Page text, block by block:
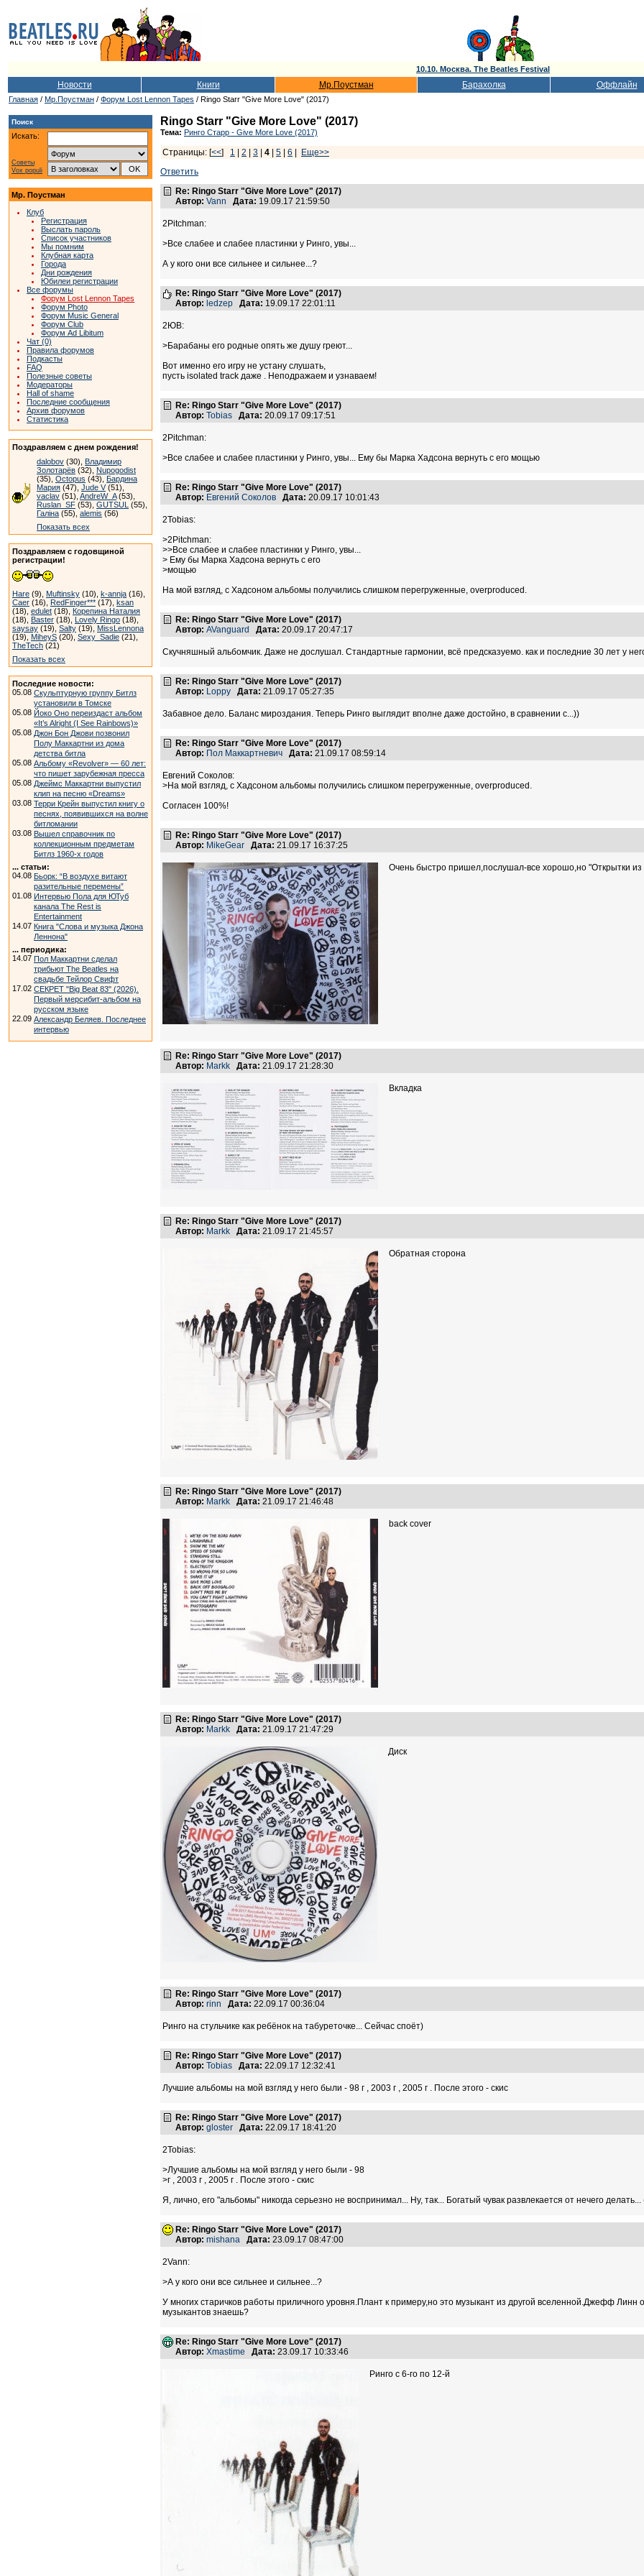
10.10. Москва. The Beatles Festival
Новости Книги Мр.Поустман Барахолка Оффлайн
Главная / Мр.Поустман / Форум Lost Lennon Tapes / Ringo Starr "Give More Love" (2017)
Поиск
Искать:
Советы
Vox populi
Мр. Поустман
Клуб
Регистрация
Выслать пароль
Список участников
Мы помним
Клубная карта
Города
Дни рождения
Юбилеи регистрации
Все форумы
Форум Lost Lennon Tapes
Форум Photo
Форум Music General
Форум Club
Форум Ad Libitum
Чат (0)
Правила форумов
Подкасты
FAQ
Полезные советы
Модераторы
Hall of shame
Последние сообщения
Архив форумов
Статистика
Поздравляем с днем рождения!
dalobov (30), Владимир
Золотарёв (32), Nupogodist
(35), Octopus (43), Бардина
Мария (47), Jude V(51),
vaclav (51), AndreW_A(53),
Ruslan_SF (53), GUTSUL (55),
Галіна (55), alemis (56)
Показать всех
Поздравляем с годовщиной
регистрации!
Hare (9), Muftinsky (10), k-annja (16),
Caer (16), RedFinger*** (17), ksan
(18), edulet (18), Корепина Наталия
(18), Baster (18), Lovely Ringo (18),
saysay (19), Salty (19), MissLennona
(19), MiheyS (20), Sexy_Sadie (21),
TheTech (21)
Показать всех
Последние новости:
05.08 Скульптурную группу Битлз
установили в Томске
05.08 Йоко Оно переиздаст альбом
«It’s Alright (I See Rainbows)»
05.08 Джон Бон Джови позвонил
Полу Маккартни из дома
детства битла
05.08 Альбому «Revolver» — 60 лет:
что пишет зарубежная пресса
05.08 Джеймс Маккартни выпустил
клип на песню «Dreams»
03.08 Терри Крейн выпустил книгу о
песнях, появившихся на волне
битломании
03.08 Вышел справочник по
коллекционным предметам
Битлз 1960-х годов
... статьи:
04.08 Бьорк: “В воздухе витают
разительные перемены”
01.08 Интервью Пола для ЮТуб
канала The Rest is
Entertainment
14.07 Книга "Слова и музыка Джона
Леннона"
... периодика:
14.07 Пол Маккартни сделал
трибьют The Beatles на
свадьбе Тейлор Свифт
17.02 СЕКРЕТ "Big Beat 83" (2026).
Первый мерсибит-альбом на
русском языке
22.09 Александр Беляев. Последнее
интервью
Ringo Starr "Give More Love" (2017)
Тема: Ринго Старр - Give More Love (2017)
Страницы: [<<] 1 2 3 4 5 6
Еще>>
Ответить
Re: Ringo Starr "Give More Love" (2017)
Автор: Vann Дата: 19.09.17 21:59:50
2Pitchman:
>Все слабее и слабее пластинки у Ринго, увы...
А у кого они все сильнее и сильнее...?
Re: Ringo Starr "Give More Love" (2017)
Автор: ledzep Дата: 19.09.17 22:01:11
2ЮВ:
>Барабаны его родные опять же душу греют...
Вот именно его игру не устану слушать,
пусть isolated track даже . Неподражаем и узнаваем!
Re: Ringo Starr "Give More Love" (2017)
Автор: Tobias Дата: 20.09.17 09:17:51
2Pitchman:
>Все слабее и слабее пластинки у Ринго, увы... Ему бы Марка Хадсона вернуть с его мощью
Re: Ringo Starr "Give More Love" (2017)
Автор: Евгений Соколов Дата: 20.09.17 10:01:43
2Tobias:
>2Pitchman:
>>Все слабее и слабее пластинки у Ринго, увы...
> Ему бы Марка Хадсона вернуть с его
>мощью
На мой взгляд, с Хадсоном альбомы получились слишком перегруженные, overproduced.
Re: Ringo Starr "Give More Love" (2017)
Автор: AVanguard Дата: 20.09.17 20:47:17
Скучняшный альбомчик. Даже не дослушал. Стандартные гармонии, всё предсказуемо. как и последние 30 лет у
Re: Ringo Starr "Give More Love" (2017)
Автор: Loppy Дата: 21.09.17 05:27:35
Забавное дело. Баланс мироздания. Теперь Ринго выглядит вполне даже достойно, в сравнении с...))
Re: Ringo Starr "Give More Love" (2017)
Автор: Пол Маккартневич Дата: 21.09.17 08:59:14
Евгений Соколов:
>На мой взгляд, с Хадсоном альбомы получились слишком перегруженные, overproduced.
Согласен 100%!
Re: Ringo Starr "Give More Love" (2017)
Автор: MikeGear Дата: 21.09.17 16:37:25
Очень быстро пришел,послушал-все хорошо,но "Открытки из
Re: Ringo Starr "Give More Love" (2017)
Автор: Markk Дата: 21.09.17 21:28:30
Вкладка
Re: Ringo Starr "Give More Love" (2017)
Автор: Markk Дата: 21.09.17 21:45:57
Обратная сторона
Re: Ringo Starr "Give More Love" (2017)
Автор: Markk Дата: 21.09.17 21:46:48
back cover
Re: Ringo Starr "Give More Love" (2017)
Автор: Markk Дата: 21.09.17 21:47:29
Диск
Re: Ringo Starr "Give More Love" (2017)
Автор: rinn Дата: 22.09.17 00:36:04
Ринго на стульчике как ребёнок на табуреточке... Сейчас споёт)
Re: Ringo Starr "Give More Love" (2017)
Автор: Tobias Дата: 22.09.17 12:32:41
Лучшие альбомы на мой взгляд у него были - 98 г , 2003 г , 2005 г . После этого - скис
Re: Ringo Starr "Give More Love" (2017)
Автор: gloster Дата: 22.09.17 18:41:20
2Tobias:
>Лучшие альбомы на мой взгляд у него были - 98
>г , 2003 г , 2005 г . После этого - скис
Я, лично, его "альбомы" никогда серьезно не воспринимал... Ну, так... Богатый чувак развлекается от нечего
Re: Ringo Starr "Give More Love" (2017)
Автор: mishana Дата: 23.09.17 08:47:00
2Vann:
>А у кого они все сильнее и сильнее...?
У многих старичков работы приличного уровня.Плант к примеру,но это музыкант из другой вселенной.Джефф
музыкантов знаешь?
Re: Ringo Starr "Give More Love" (2017)
Автор: Xmastime Дата: 23.09.17 10:33:46
Ринго с 6-го по 12-й